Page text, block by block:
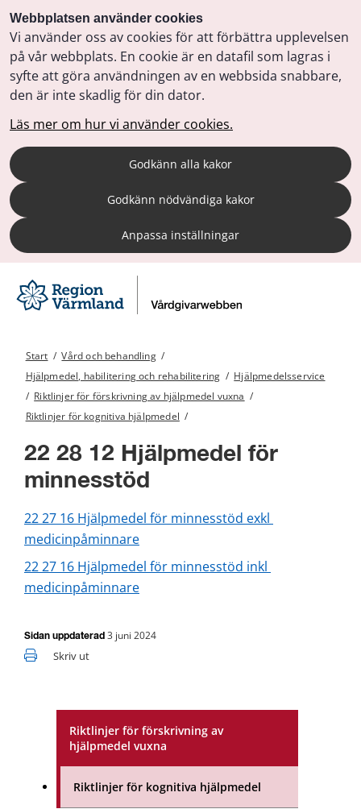
Webbplatsen använder cookies
Vi använder oss av cookies för att förbättra upplevelsen
på vår webbplats. En cookie är en datafil som lagras i
syfte att göra användningen av en webbsida snabbare,
den är inte skadlig för din dator.
Läs mer om hur vi använder cookies.
Godkänn alla kakor
Godkänn nödvändiga kakor
Anpassa inställningar
Start / Vård och behandling /
Hjälpmedel, habilitering och rehabilitering / Hjälpmedelsservice
/ Riktlinjer för förskrivning av hjälpmedel vuxna /
Riktlinjer för kognitiva hjälpmedel /
Riktlinjer för förskrivning av
hjälpmedel vuxna
Riktlinjer för kognitiva hjälpmedel
22 28 12 Hjälpmedel för
minnesstöd
22 27 16 Hjälpmedel för minnesstöd exkl
medicinpåminnare
22 27 16 Hjälpmedel för minnesstöd inkl
medicinpåminnare
Sidan uppdaterad 3 juni 2024
Skriv ut